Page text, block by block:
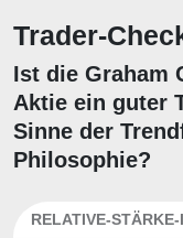
Trader-
Ist die Graham
Aktie ein guter
Sinne der
Philosophie?